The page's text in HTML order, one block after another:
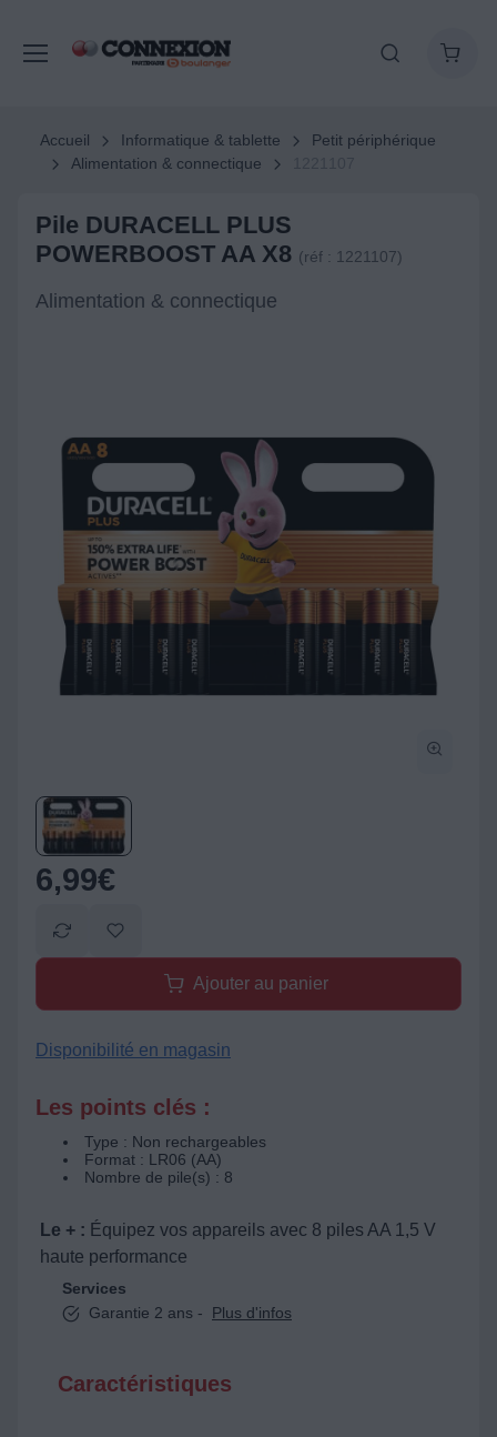
Accueil Informatique & tablette
Petit périphérique
Alimentation & connectique
Pile DURACELL PLUS
POWERBOOST AA X8 (réf : 1221107)
Alimentation & connectique
6,99€
Ajouter au panier
Disponibilité en magasin
Les points clés :
Type : Non rechargeables
Format : LR06 (AA)
Nombre de pile(s) : 8
Le + : Équipez vos appareils avec 8 piles AA 1,5 V
haute performance
Services
Garantie 2 ans -
Plus d'infos
Caractéristiques